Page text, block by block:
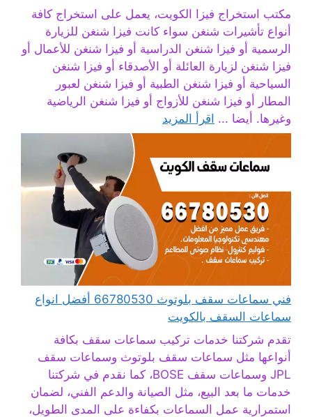
مكتب استخراج فيزا الكويت، يعمل على استخراج كافة
أنواع تأشيرات شنغن سواء كانت فيزا شنغن للزيارة
الرسمية أو فيزا شنغن الدراسية أو فيزا شنغن للأعمال أو
فيزا شنغن لزيارة العائلة أو الأصدقاء أو فيزا شنغن
السياحية أو فيزا شنغن الطبية أو فيزا شنغن لعبور
المطار أو فيزا شنغن للأزواج أو فيزا شنغن الرياضية
وغيرها. أيضا ... اقرأ المزيد
فني سماعات سقف بلوتوث 66780530 أفضل انواع
سماعات السقف بالكويت
تقدم شركتنا خدمات تركيب سماعات سقف بكافة
أنواعها مثل سماعات سقف بلوتوث وسماعات سقف
JPL وسماعات سقف BOSE، كما نقدم في شركتنا
خدمات ما بعد البيع، مثل الصيانة والدعم الفني، لضمان
استمرارية عمل السماعات بكفاءة على المدى الطويل،